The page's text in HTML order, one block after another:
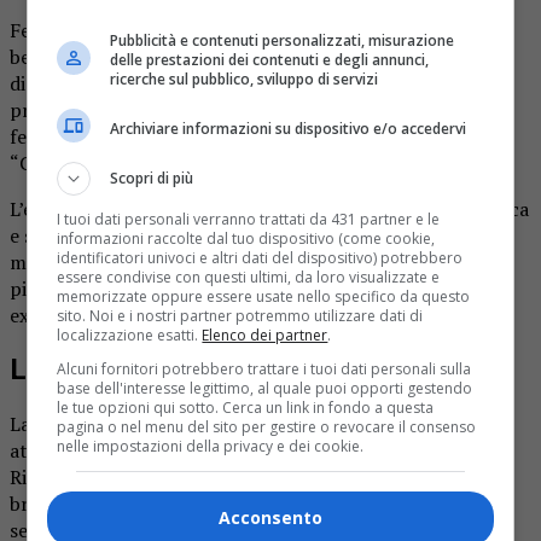
Festa per salutare l’anno che se ne va e per dare il
benvenuto a quello nuovo nella serata di oggi, sabato 31
dicembre, a Varallo. Dopo gli eventi dedicati al Natale, il
programma di “Varallo Christmas” prosegue infatti con i
festeggiamenti del Capodanno in piazza. Questa sera sarà
“Capodanno in piazza dance party”.
L’evento è a ingresso gratuito: si inizia alle 22 con la musica
e si prosegue fino al conto alla rovescia aspettando la
mezzanotte. Appuntamento nel salotto della città, in
piazza Vittorio, con Radio Valsesia e 4Dance live music
explosion.
Le iniziative in città
La serata propone anche varie iniziative collaterali nelle
attività cittadine che hanno aderito all’iniziativa.
Ristorazione con gli alpini di Morondo che offriranno vin
brûlé, cioccolata e bombardino. Prevista anche l’apertura
serale dell’ice park fino all’una di notte. La pista di
Pubblicità e contenuti personalizzati, misurazione
delle prestazioni dei contenuti e degli annunci,
ricerche sul pubblico, sviluppo di servizi
Archiviare informazioni su dispositivo e/o accedervi
Scopri di più
I tuoi dati personali verranno trattati da 431 partner e le
informazioni raccolte dal tuo dispositivo (come cookie,
identificatori univoci e altri dati del dispositivo) potrebbero
essere condivise con questi ultimi, da loro visualizzate e
memorizzate oppure essere usate nello specifico da questo
sito. Noi e i nostri partner potremmo utilizzare dati di
localizzazione esatti. Elenco dei partner.
Alcuni fornitori potrebbero trattare i tuoi dati personali sulla
base dell'interesse legittimo, al quale puoi opporti gestendo
le tue opzioni qui sotto. Cerca un link in fondo a questa
pagina o nel menu del sito per gestire o revocare il consenso
nelle impostazioni della privacy e dei cookie.
Acconsento